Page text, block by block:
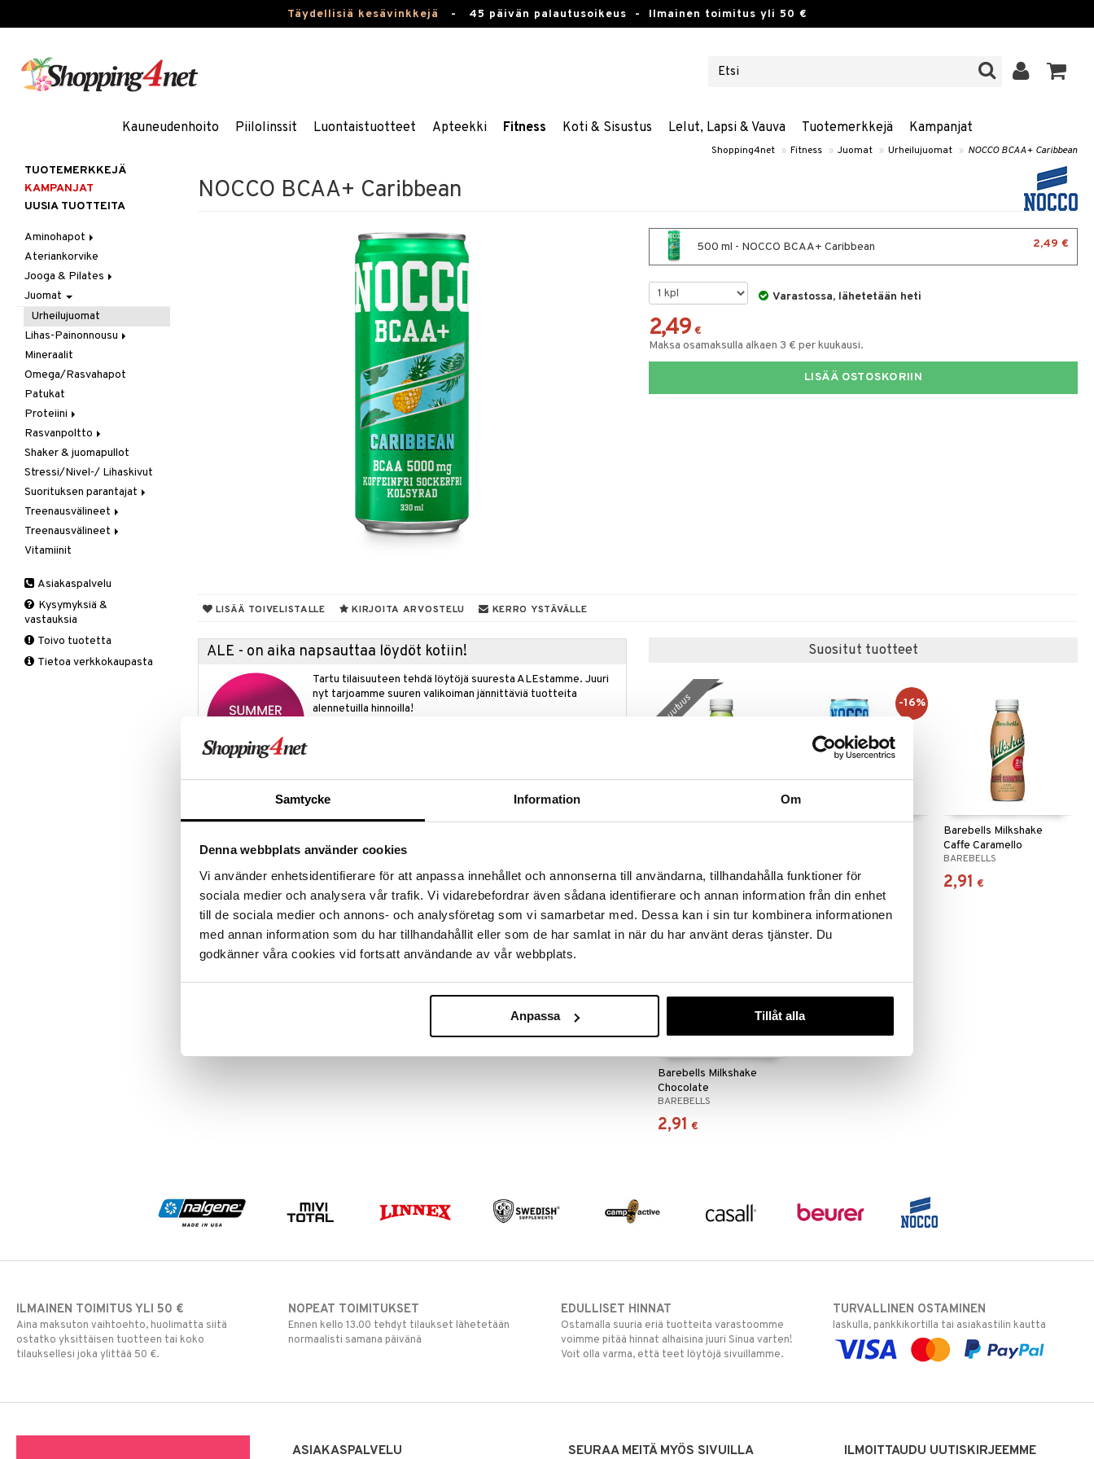
Samtycke Information Om
Denna webbplats använder cookies
Vi använder enhetsidentifierare för att anpassa innehållet och annonserna till användarna, tillhandahålla funktioner för
sociala medier och analysera vår trafik. Vi vidarebefordrar även sådana identifierare och annan information från din enhet
till de sociala medier och annons- och analysföretag som vi samarbetar med. Dessa kan i sin tur kombinera informationen
med annan information som du har tillhandahållit eller som de har samlat in när du har använt deras tjänster. Du
godkänner våra cookies vid fortsatt användande av vår webbplats.
Anpassa Tillåt alla
Täydellisiä kesävinkkejä - 45 päivän palautusoikeus - Ilmainen toimitus yli 50 €
Kauneudenhoito Piilolinssit Luontaistuotteet Apteekki Fitness Koti & Sisustus Lelut, Lapsi & Vauva Tuotemerkkejä Kampanjat
Shopping4net » Fitness » Juomat » Urheilujuomat » NOCCO BCAA+ Caribbean
NOCCO BCAA+ Caribbean
500 ml - NOCCO BCAA+ Caribbean 2,49 €
Varastossa, lähetetään heti
2,49 €
Maksa osamaksulla alkaen 3 € per kuukausi.
LISÄÄ OSTOSKORIIN
LISÄÄ TOIVELISTALLE KIRJOITA ARVOSTELU KERRO YSTÄVÄLLE
ALE - on aika napsauttaa löydöt kotiin!
Tartu tilaisuuteen tehdä löytöjä suuresta ALEstamme. Juuri
nyt tarjoamme suuren valikoiman jännittäviä tuotteita
alennetuilla hinnoilla!
Tuotetieto
Tuotenumero
Suositut tuotteet
2,91 €
uutuus
2,09 € (2,49
-16%
Barebells Milkshake
Caffe Caramello
BAREBELLS
2,91 €
Barebells Milkshake
Chocolate
BAREBELLS
2,91 €
TUOTEMERKKEJÄ
KAMPANJAT
UUSIA TUOTTEITA
Aminohapot
Jauhe/Juoma
Kapselit/Tabletit
Ateriankorvike
Jooga & Pilates
Matot
Oheistarvikkeet
Juomat
Urheilujuomat
Lihas-Painonnousu
Aminohappo
Gainer
Kreatiini
Muut
Mineraalit
Omega/Rasvahapot
Patukat
Proteiini
Heraproteiini
Sekoitettu proteiini
Soija- & Munaproteiini
Rasvanpoltto
Kapselit/Tabletit
Shaker & juomapullot
Stressi/Nivel-/ Lihaskivut
Suorituksen parantajat
Kreatiini
Muut
Pre-Workout
Treenausvälineet
Kuntoilu
Oheistarvikkeet
Treenausvälineet
Kävelysauvat
Tuki ja suoja
Kyynärpää
Pohkeet
Polvi
Vitamiinit
Asiakaspalvelu
Kysymyksiä &
vastauksia
Toivo tuotetta
Tietoa verkkokaupasta
ILMAINEN TOIMITUS YLI 50 €
Aina maksuton vaihtoehto, huolimatta siitä
ostatko yksittäisen tuotteen tai koko
tilauksellesi joka ylittää 50 €.
NOPEAT TOIMITUKSET
Ennen kello 13.00 tehdyt tilaukset lähetetään
normaalisti samana päivänä
EDULLISET HINNAT
Ostamalla suuria eriä tuotteita varastoomme
voimme pitää hinnat alhaisina juuri Sinua varten!
Voit olla varma, että teet löytöjä sivuillamme.
TURVALLINEN OSTAMINEN
laskulla, pankkikortilla tai asiakastilin kautta
ASIAKASPALVELU SEURAA MEITÄ MYÖS SIVUILLA ILMOITTAUDU UUTISKIRJEEMME